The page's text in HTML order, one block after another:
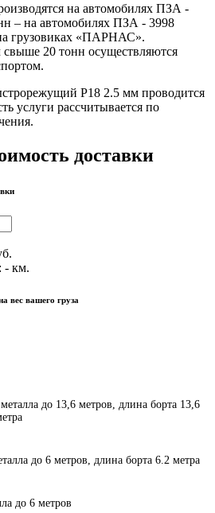
на автомобилях ПЗА -
– на автомобилях ПЗА - 3998
грузовиках «ПАРНАС».
свыше 20 тонн осуществляются
Р18 2.5 мм проводится
услуги рассчитывается по
доставки
- км.
вес вашего груза
до 13,6 метров, длина борта 13,6
до 6 метров, длина борта 6.2 метра
до 6 метров